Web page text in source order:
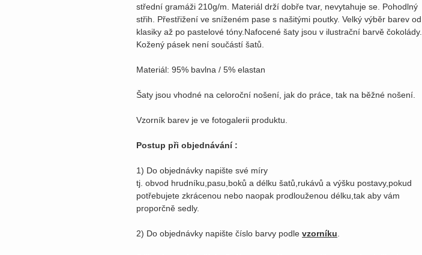
střední gramáži 210g/m. Materiál drží dobře tvar, nevytahuje se. Pohodlný
střih. Přestřižení ve sníženém pase s našitými poutky. Velký výběr barev od
klasiky až po pastelové tóny.Nafocené šaty jsou v ilustrační barvě čokolády.
Kožený pásek není součástí šatů.
Materiál: 95% bavlna / 5% elastan
Šaty jsou vhodné na celoroční nošení, jak do práce, tak na běžné nošení.
Vzorník barev je ve fotogalerii produktu.
Postup při objednávání :
1) Do objednávky napište své míry
tj. obvod hrudníku,pasu,boků a délku šatů,rukávů a výšku postavy,pokud
potřebujete zkrácenou nebo naopak prodlouženou délku,tak aby vám
proporčně sedly.
2) Do objednávky napište číslo barvy podle vzorníku.